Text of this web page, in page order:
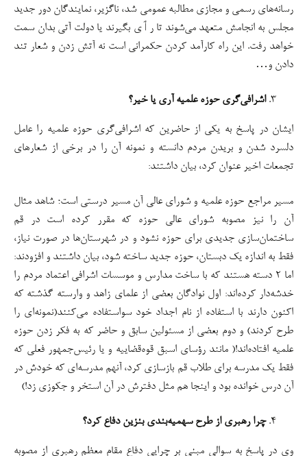
رسانه‌های رسمی و مجازی مطالبه عمومی شد، ناگزیر، نمایندگان دور جدید
مجلس به انجامش متعهد می‌شوند تا رٲی بگیرند یا دولت آتی بدان سمت
خواهد رفت. این راه کارآمد کردن حکمرانی است نه آتش زدن و شعار تند
دادن و…
اشرافی‌گری حوزه علمیه آری یا خیر؟
ایشان در پاسخ به یکی از حاضرین که اشرافی‌گری حوزه علمیه را عامل
دلسرد شدن و بریدن مردم دانسته و نمونه آن را در برخی از شعار‌های
تجمعات اخیر عنوان کرد، بیان داشتند:
مسیر مراجع حوزه علمیه و شورای عالی آن مسیر درستی است؛ شاهد مثال
آن را نیز مصوبه شورای عالی حوزه که مقرر کرده است در قم
ساختمان‌سازی جدیدی برای حوزه نشود و در شهرستان‌ها در صورت نیاز،
فقط به اندازه یک دبستان، حوزه جدید ساخته شود، بیان داشتند و افزودند:
اما ۲ دسته هستند که با ساخت مدارس و موسسات اشرافی اعتماد مردم را
خدشه‌دار کرده‌اند: اول نوادگان بعضی از علمای زاهد و وارسته گذشته که
اکنون دارند با استفاده از نام اجداد خود سواستفاده می‌کنند(نمونه‌ای را
طرح کردند) و دوم بعضی از مسئولین سابق و حاضر که به فکر زدن حوزه
علمیه افتاده‌اند!( مانند رؤسای اسبق قوه‌قضاییه و یا رئیس‌جمهور فعلی که
فقط یک مدرسه برای طلاب قم بازسازی کرد، آنهم مدرسه‌ای که خودش در
آن درس خوانده بود و اینجا هم مثل دفترش در آن استخر و جکوزی زد!)
چرا رهبری از طرح سهمیه‌بندی بنزین دفاع کرد؟
وی در پاسخ به سوالی مبنی بر چرایی دفاع مقام معظم رهبری از مصوبه